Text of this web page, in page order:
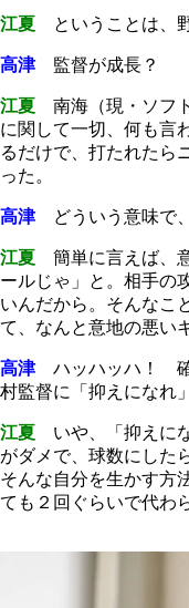
江夏 ということは、
高津監督が成長？
江夏 南海（現・ソフ
に関して一切、何も言
るだけで、打たれたら
った。
高津どういう意味で、
江夏 簡単に言えば、
ールじゃ」と。相手の
いんだから。そんなこ
て、なんと意地の悪い
高津ハッハッハ！ 確
村監督に「抑えになれ
江夏 いや、「抑えに
がダメで、球数にした
そんな自分を生かす方
ても２回ぐらいで代わ